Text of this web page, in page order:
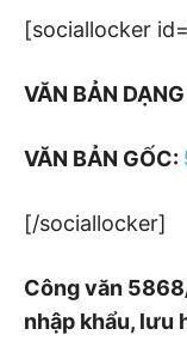
[sociallocker
VĂN BẢN
VĂN BẢN GỐC:
[/sociallocker]
Công văn
nhập khẩu, lưu